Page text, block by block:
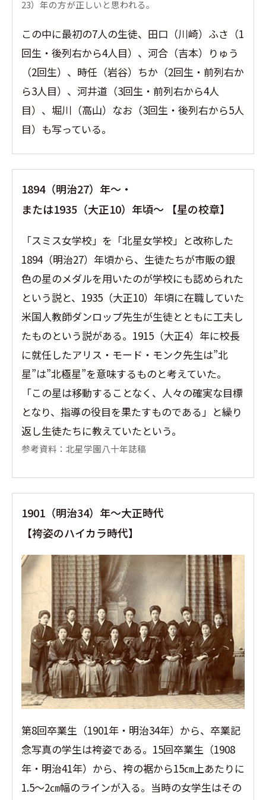
23）年の方が正しいと思われる。
この中に最初の7人の生徒、田口（川崎）ふさ（1
回生・後列右から4人目）、河合（吉本）りゅう
（2回生）、時任（岩谷）ちか（2回生・前列右か
ら3人目）、河井道（3回生・前列右から4人
目）、堀川（高山）なお（3回生・後列右から5人
目）も写っている。
1894（明治27）年〜・
または1935（大正10）年頃〜 【星の校章】
「スミス女学校」を「北星女学校」と改称した
1894（明治27）年頃から、生徒たちが市販の銀
色の星のメダルを用いたのが学校にも認められた
という説と、1935（大正10）年頃に在職していた
米国人教師ダンロップ先生が生徒とともに工夫し
たものという説がある。1915（大正4）年に校長
に就任したアリス・モード・モンク先生は”北
星”は”北極星”を意味するものと考えていた。
「この星は移動することなく、人々の確実な目標
となり、指導の役目を果たすものである」と繰り
返し生徒たちに教えていたという。
参考資料：北星学園八十年誌稿
1901（明治34）年〜大正時代
【袴姿のハイカラ時代】
第8回卒業生（1901年・明治34年）から、卒業記
念写真の学生は袴姿である。15回卒業生（1908
年・明治41年）から、袴の裾から15㎝上あたりに
1.5〜2㎝幅のラインが入る。当時の女学生はその